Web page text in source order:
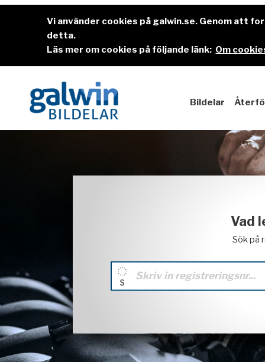
Vi använder cookies på galwin.se. Genom att
detta.
Läs mer om cookies på följande länk: Om
Bildelar
Vad
Sök på